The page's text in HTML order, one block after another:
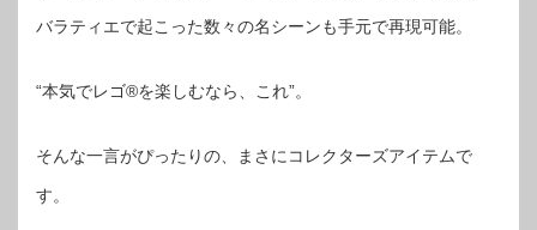
バラティエで起こった数々の名シーンも手元で再現可能。
“本気でレゴ®を楽しむなら、これ”。
そんな一言がぴったりの、まさにコレクターズアイテムで
す。